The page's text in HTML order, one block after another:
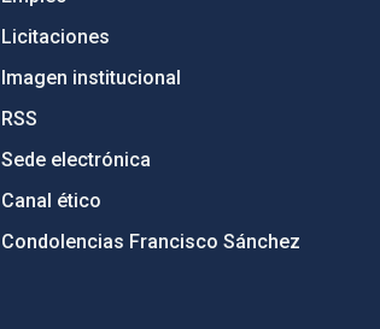
Licitaciones
Imagen institucional
RSS
Sede electrónica
Canal ético
Condolencias Francisco Sánchez